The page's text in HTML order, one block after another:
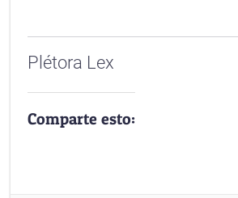
Plétora Lex
Comparte esto: